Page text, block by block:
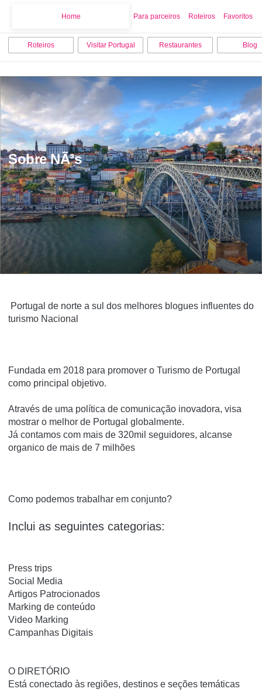
Home Para parceiros Roteiros Favoritos
Roteiros Visitar Portugal Restaurantes Blog
Sobre NÃ³s
Portugal de norte a sul dos melhores blogues influentes do
turismo Nacional
Fundada em 2018 para promover o Turismo de Portugal
como principal objetivo.
Através de uma política de comunicação inovadora, visa
mostrar o melhor de Portugal globalmente.
Já contamos com mais de 320mil seguidores, alcanse
organico de mais de 7 milhões
Como podemos trabalhar em conjunto?
Inclui as seguintes categorias:
Press trips
Social Media
Artigos Patrocionados
Marking de conteúdo
Video Marking
Campanhas Digitais
O DIRETÓRIO
Está conectado às regiões, destinos e seções temáticas